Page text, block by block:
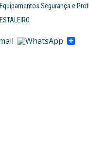
Equipamentos Segurança e
ESTALEIRO